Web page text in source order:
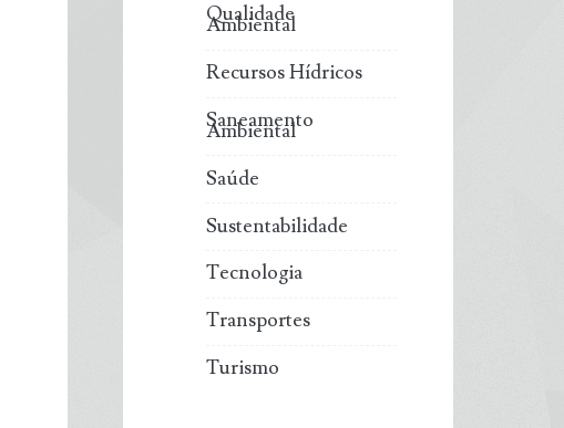
Qualidade
Ambiental
Recursos Hídricos
Saneamento
Ambiental
Saúde
Sustentabilidade
Tecnologia
Transportes
Turismo